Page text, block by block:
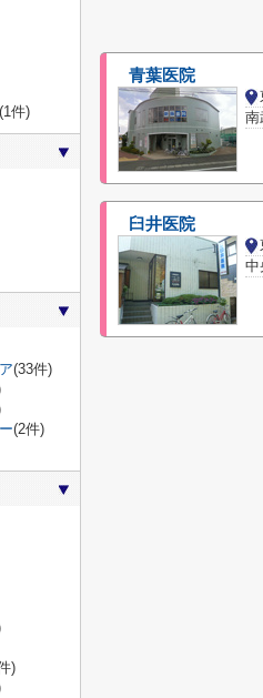
青葉医院
南
臼井医院
中
(1件)
(33件)
(2件)
)